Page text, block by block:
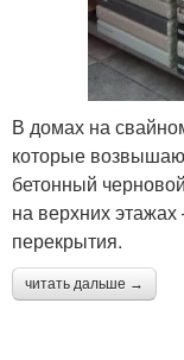
В домах на
которые
бетонный
на верхних
перекрытия.
читать дальше →